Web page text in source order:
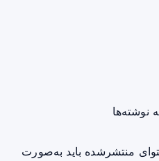
نوشته‌ها
منتشرشده باید به‌صورت